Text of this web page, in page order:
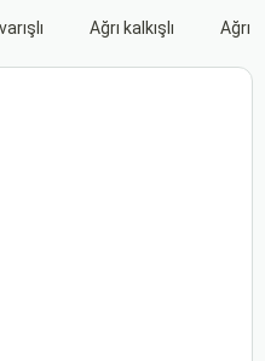
Ağrı kalkışlı Ağrı